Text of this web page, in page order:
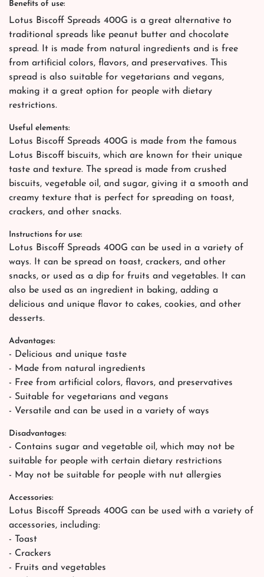
Benefits of use:
Lotus Biscoff Spreads 400G is a great alternative to
traditional spreads like peanut butter and chocolate
spread. It is made from natural ingredients and is free
from artificial colors, flavors, and preservatives. This
spread is also suitable for vegetarians and vegans,
making it a great option for people with dietary
restrictions.
Useful elements:
Lotus Biscoff Spreads 400G is made from the famous
Lotus Biscoff biscuits, which are known for their unique
taste and texture. The spread is made from crushed
biscuits, vegetable oil, and sugar, giving it a smooth and
creamy texture that is perfect for spreading on toast,
crackers, and other snacks.
Instructions for use:
Lotus Biscoff Spreads 400G can be used in a variety of
ways. It can be spread on toast, crackers, and other
snacks, or used as a dip for fruits and vegetables. It can
also be used as an ingredient in baking, adding a
delicious and unique flavor to cakes, cookies, and other
desserts.
Advantages:
- Delicious and unique taste
- Made from natural ingredients
- Free from artificial colors, flavors, and preservatives
- Suitable for vegetarians and vegans
- Versatile and can be used in a variety of ways
Disadvantages:
- Contains sugar and vegetable oil, which may not be
suitable for people with certain dietary restrictions
- May not be suitable for people with nut allergies
Accessories:
Lotus Biscoff Spreads 400G can be used with a variety of
accessories, including:
- Toast
- Crackers
- Fruits and vegetables